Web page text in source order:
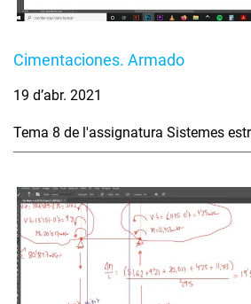
Cimentaciones. Armado
19 d’abr. 2021
Tema 8 de l'assignatura Sistemes